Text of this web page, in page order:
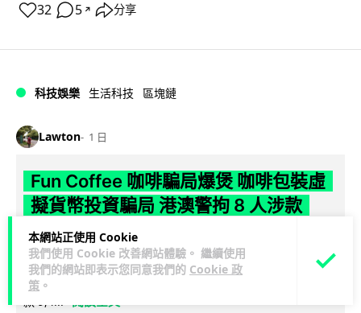
本網站正使用 Cookie
我們使用 Cookie 改善網站體驗。 繼續使用
我們的網站即表示您同意我們的 Cookie 政
策 。
32 5 ↗ 分享
科技娛樂 生活科技 區塊鏈
Lawton 1 日
Fun Coffee 咖啡騙局爆煲 咖啡包裝虛
擬貨幣投資騙局 港澳警拘 8 人涉款
9,400 萬元
香港警方聯同澳門司警搗破以養生咖啡生意包裝的虛擬貨幣投
資騙局 Fun Coffee，兩地共拘捕 8 人，接獲逾 200 宗舉報，涉
款 9,4...